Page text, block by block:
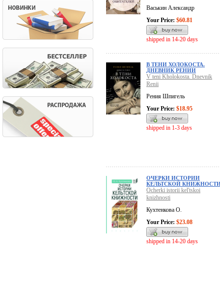
Васькин Александр
Your Price: $60.81
shipped in 14-20 days
В ТЕНИ ХОЛОКОСТА.
ДНЕВНИК РЕНИИ
V teni Kholokosta. Dnevnik
Renii
Рения Шпигель
Your Price: $18.95
shipped in 1-3 days
ОЧЕРКИ ИСТОРИИ
КЕЛЬТСКОЙ
Ocherki istorii kel'tskoi
knizhnosti
Кухтенкова О.
Your Price: $23.08
shipped in 14-20 days